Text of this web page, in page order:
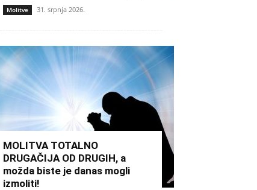
Molitve 31. srpnja 2026.
MOLITVA TOTALNO
DRUGAČIJA OD DRUGIH, a
možda biste je danas mogli
izmoliti!